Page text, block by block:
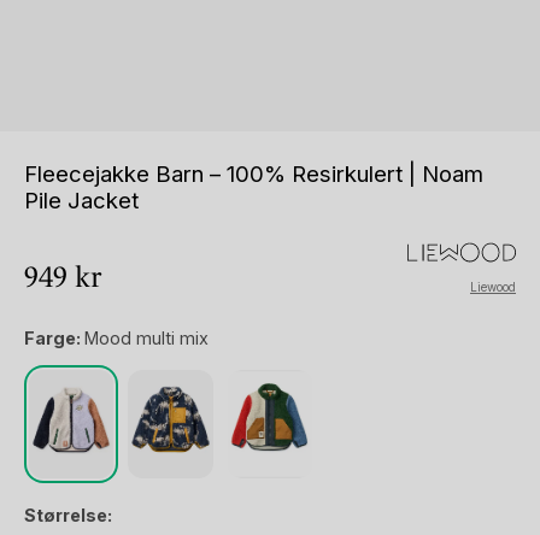
Fleecejakke Barn – 100% Resirkulert | Noam
Pile Jacket
949 kr Liewood
Farge: Mood multi mix
Størrelse: